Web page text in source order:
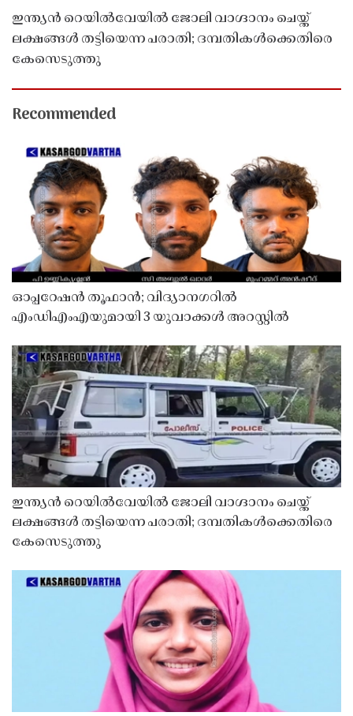
ഇന്ത്യൻ റെയിൽവേയിൽ ജോലി വാഗ്ദാനം ചെയ്ത്
ലക്ഷങ്ങൾ തട്ടിയെന്ന പരാതി; ദമ്പതികൾക്കെതിരെ
കേസെടുത്തു
Recommended
ഓപ്പറേഷൻ തൂഫാൻ; വിദ്യാനഗറിൽ
എംഡിഎംഎയുമായി 3 യുവാക്കൾ അറസ്റ്റിൽ
ഇന്ത്യൻ റെയിൽവേയിൽ ജോലി വാഗ്ദാനം ചെയ്ത്
ലക്ഷങ്ങൾ തട്ടിയെന്ന പരാതി; ദമ്പതികൾക്കെതിരെ
കേസെടുത്തു